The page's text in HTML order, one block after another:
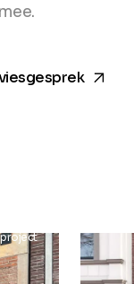
arrow_forward
project